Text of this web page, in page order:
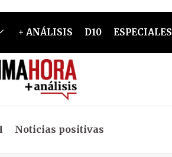
+ ANÁLISIS D10 ESPECIALES
Noticias positivas